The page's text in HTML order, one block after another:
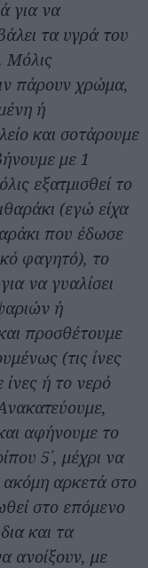
για να
τα υγρά του
Μόλις
πάρουν χρώμα,
ή
και σοτάρουμε
με 1
εξατμισθεί το
(εγώ είχα
που έδωσε
φαγητό), το
να γυαλίσει
ή
προσθέτουμε
(τις ίνες
ίνες ή το νερό
αφήνουμε το
5΄, μέχρι να
αρκετά στο
στο επόμενο
και τα
ανοίξουν, με